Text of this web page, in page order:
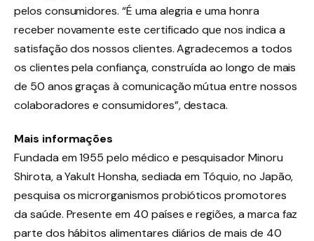
pelos consumidores. “É uma alegria e uma honra
receber novamente este certificado que nos indica a
satisfação dos nossos clientes. Agradecemos a todos
os clientes pela confiança, construída ao longo de mais
de 50 anos graças à comunicação mútua entre nossos
colaboradores e consumidores”, destaca.
Mais informações
Fundada em 1955 pelo médico e pesquisador Minoru
Shirota, a Yakult Honsha, sediada em Tóquio, no Japão,
pesquisa os microrganismos probióticos promotores
da saúde. Presente em 40 países e regiões, a marca faz
parte dos hábitos alimentares diários de mais de 40